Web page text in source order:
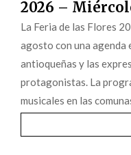
2026 –
La Feria de las Flores
agosto con una agenda
antioqueñas y las
protagonistas. La
musicales en las